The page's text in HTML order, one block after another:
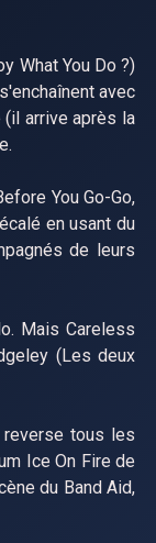
What You Do ?)
avec
(il arrive après la
You Go-Go,
en usant du
de leurs
Mais Careless
(Les deux
tous les
Ice On Fire de
du Band Aid,